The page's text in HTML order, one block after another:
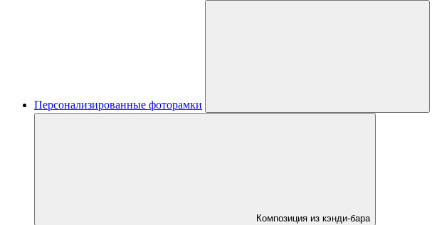
Персонализированные фоторамки
Композиция из кэнди-бара